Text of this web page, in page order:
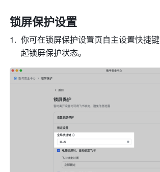
锁屏保护设置
你可在锁屏保护设置页自主设置快捷
起锁屏保护状态。